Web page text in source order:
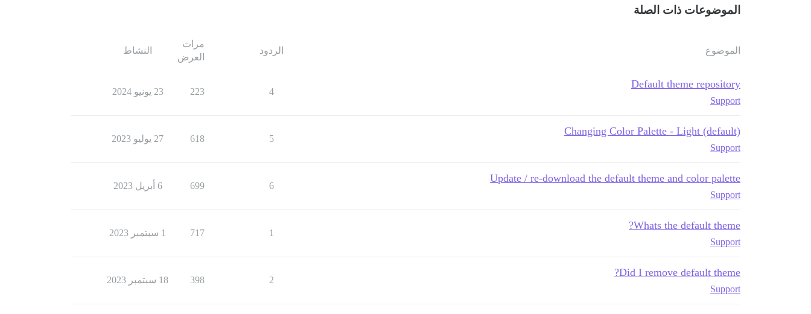
الموضوعات ذات الصلة
الموضوع الردود
مرات
العرض
النشاط
Default theme repository
Support
4
223 23 يونيو 2024
Changing Color Palette - Light (default)
Support
5
618 27 يوليو 2023
Update / re-download the default theme and color palette
Support
6
699 6 أبريل 2023
Whats the default theme?
Support
1
717 1 سبتمبر 2023
Did I remove default theme?
Support
2
398 18 سبتمبر 2023